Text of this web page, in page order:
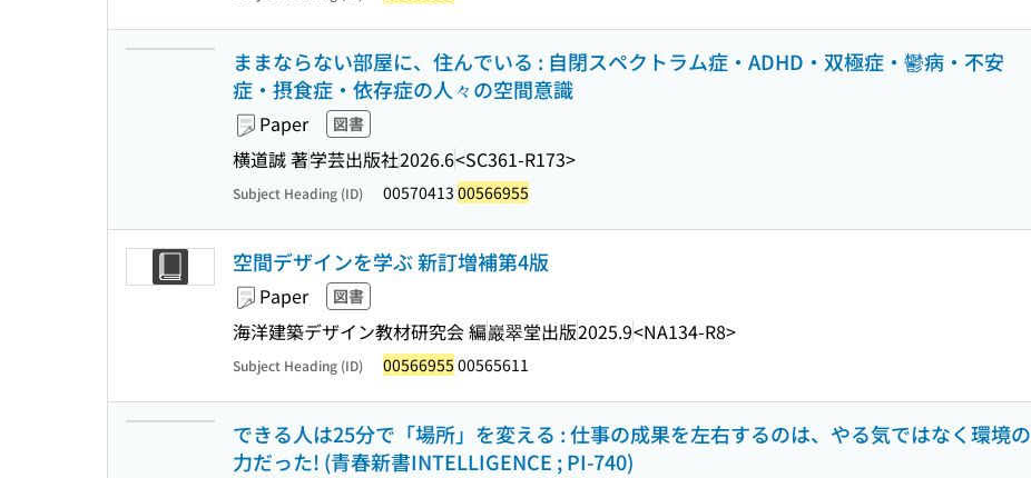
ままならない部屋に、住んでいる : 自閉スペクトラム症・ADHD・双極症・鬱病・不安
症・摂食症・依存症の人々の空間意識
Paper 図書
横道誠 著学芸出版社2026.6<SC361-R173>
Subject Heading (ID) 00570413 00566955
空間デザインを学ぶ 新訂増補第4版
Paper 図書
海洋建築デザイン教材研究会 編巖翠堂出版2025.9<NA134-R8>
Subject Heading (ID) 00566955 00565611
できる人は25分で「場所」を変える : 仕事の成果を左右するのは、やる気ではなく環境の
力だった! (青春新書INTELLIGENCE ; PI-740)